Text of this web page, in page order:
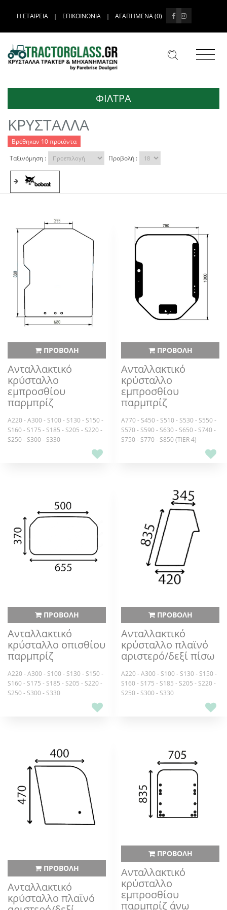
Η ΕΤΑΙΡΕΙΑ | ΕΠΙΚΟΙΝΩΝΙΑ | ΑΓΑΠΗΜΕΝΑ (0)
ΦΙΛΤΡΑ
ΚΡΥΣΤΑΛΛΑ
Βρέθηκαν 10 προϊόντα
Ταξινόμηση :
Προβολή :
ΠΡΟΒΟΛΗ
Ανταλλακτικό
κρύσταλλο
εμπροσθίου
παρμπρίζ
A220 - A300 - S100 - S130 - S150 -
S160 - S175 - S185 - S205 - S220 -
S250 - S300 - S330
ΠΡΟΒΟΛΗ
Ανταλλακτικό
κρύσταλλο
εμπροσθίου
παρμπρίζ
A770 - S450 - S510 - S530 - S550 -
S570 - S590 - S630 - S650 - S740 -
S750 - S770 - S850 (TIER 4)
ΠΡΟΒΟΛΗ
Ανταλλακτικό
κρύσταλλο οπισθίου
παρμπρίζ
A220 - A300 - S100 - S130 - S150 -
S160 - S175 - S185 - S205 - S220 -
S250 - S300 - S330
ΠΡΟΒΟΛΗ
Ανταλλακτικό
κρύσταλλο πλαϊνό
αριστερό/δεξί πίσω
A220 - A300 - S100 - S130 - S150 -
S160 - S175 - S185 - S205 - S220 -
S250 - S300 - S330
ΠΡΟΒΟΛΗ
Ανταλλακτικό
κρύσταλλο πλαϊνό
ΠΡΟΒΟΛΗ
Ανταλλακτικό
κρύσταλλο
εμπροσθίου
παρμπρίζ άνω